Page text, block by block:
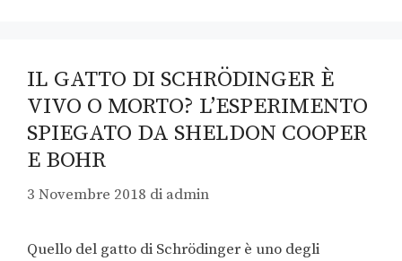
IL GATTO DI SCHRÖDINGER È
VIVO O MORTO? L’ESPERIMENTO
SPIEGATO DA SHELDON COOPER
E BOHR
3 Novembre 2018 di admin
Quello del gatto di Schrödinger è uno degli